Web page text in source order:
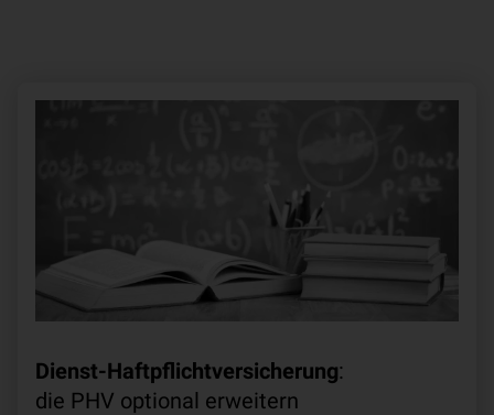
Dienst-Haftpflichtversicherung:
die PHV optional erweitern